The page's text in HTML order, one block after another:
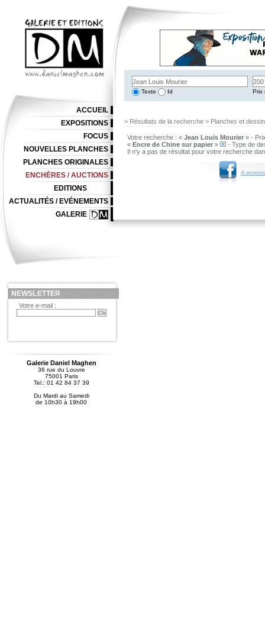
Texte Id Prix
> Résultats de la recherche > Planches et
Votre recherche : « Jean Louis Mourier » -
« Encre de Chine sur papier »
- Type de
Il n'y a pas de résultat pour votre recherche
A
ACCUEIL
EXPOSITIONS
FOCUS
NOUVELLES PLANCHES
PLANCHES ORIGINALES
ENCHÈRES / AUCTIONS
EDITIONS
ACTUALITÉS / EVÉNEMENTS
GALERIE
NEWSLETTER
Votre e-mail :
Galerie Daniel Maghen
36 rue du Louvre
75001 Paris
Tel.: 01 42 84 37 39
Du Mardi au Samedi
de 10h30 à 19h00